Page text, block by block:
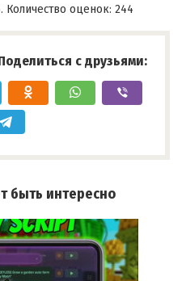
Количество оценок: 244
с друзьями:
быть интересно